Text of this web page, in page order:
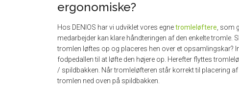
ergonomiske?
Hos DENIOS har vi udviklet vores egnetromleløftere , som
medarbejder kan klare håndteringen af den enkelte tromle.
tromlen løftes op og placeres hen over et opsamlingskar?
fodpedallen til at løfte den højere op. Herefter flyttes
/ spildbakken. Når tromleløfteren står korrekt til placering
tromlen ned oven på spildbakken.